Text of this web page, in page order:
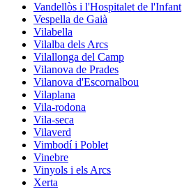
Vandellòs i l'Hospitalet de l'Infant
Vespella de Gaià
Vilabella
Vilalba dels Arcs
Vilallonga del Camp
Vilanova de Prades
Vilanova d'Escornalbou
Vilaplana
Vila-rodona
Vila-seca
Vilaverd
Vimbodí i Poblet
Vinebre
Vinyols i els Arcs
Xerta